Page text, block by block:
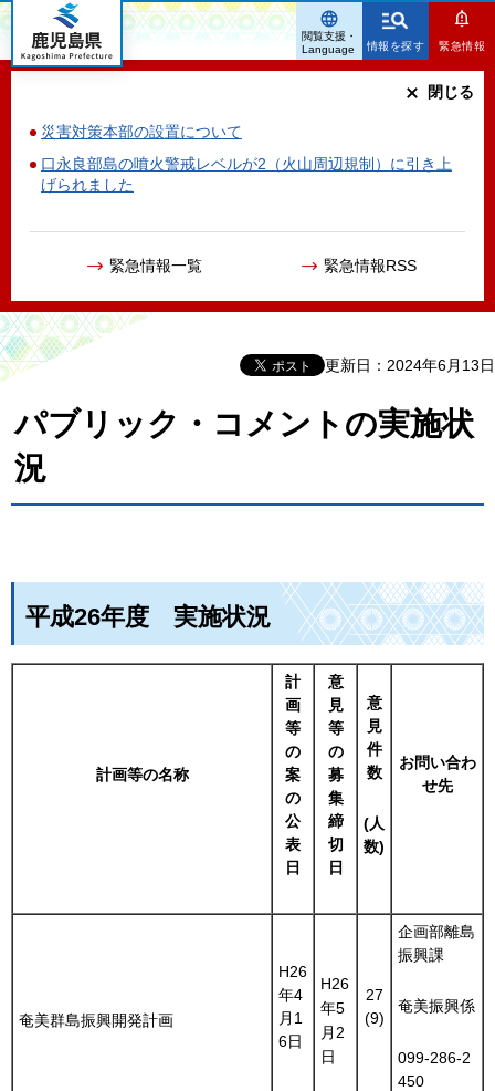
鹿児島県
情報を探す 緊急情報
災害対策本部の設置について
口永良部島の噴火警戒レベルが2（火山周辺規制）に引き上
げられました
緊急情報一覧 緊急情報RSS
閉じる
閲覧支援・
Language
更新日：2024年6月13日
パブリック・コメントの実施状
況
平成26年度 実施状況
計画等の名称
計
画
等
の
案
の
公
表
日
意
見
等
の
募
集
締
切
日
意
見
件
数
(人
数)
お問い合わ
せ先
奄美群島振興開発計画
H26
年4
月1
6日
H26
年5
月2
日
27
(9)
企画部離島
振興課
奄美振興係
099-286-2
450